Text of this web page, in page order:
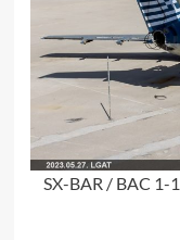
SX-BAR / BAC